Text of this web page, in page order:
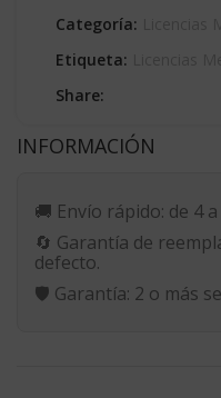
Categoría:
Etiqueta:
Share:
INFORMACIÓN
🚚 Envío rápido: de 4
🔄 Garantía de
defecto.
🛡️ Garantía: 2 o más